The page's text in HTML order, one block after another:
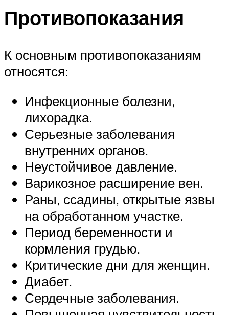
Противопоказания
К основным противопоказаниям
относятся:
Инфекционные болезни,
лихорадка.
Серьезные заболевания
внутренних органов.
Неустойчивое давление.
Варикозное расширение вен.
Раны, ссадины, открытые язвы
на обработанном участке.
Период беременности и
кормления грудью.
Критические дни для женщин.
Диабет.
Сердечные заболевания.